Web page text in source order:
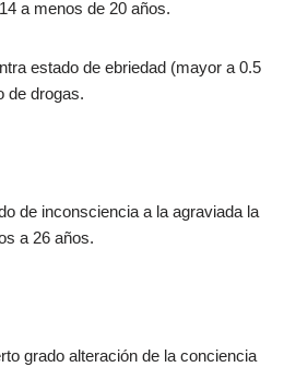
a menos de 20 años.
estado de ebriedad (mayor a 0.5
de drogas.
de inconsciencia a la agraviada la
a 26 años.
grado alteración de la conciencia